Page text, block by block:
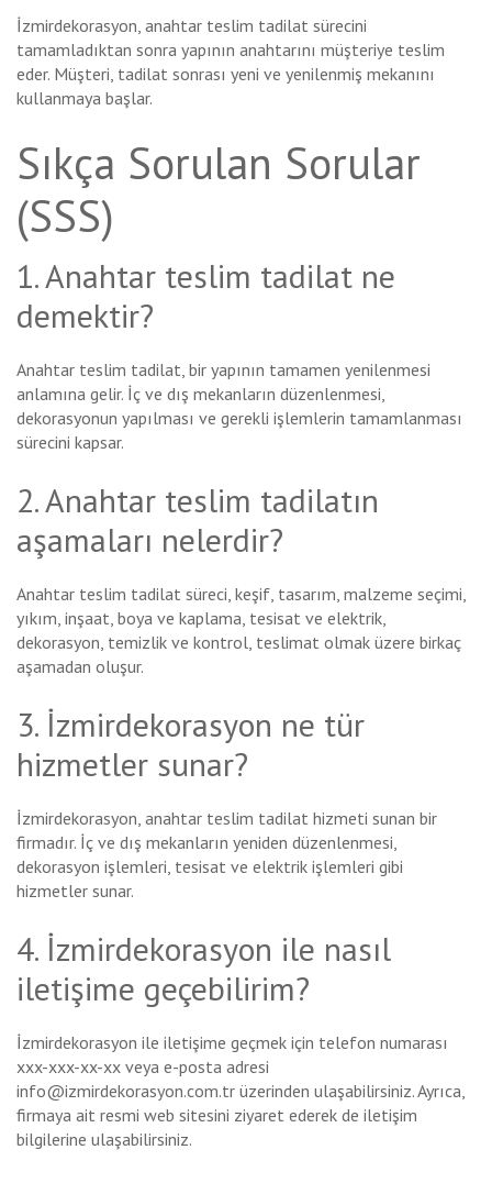
İzmirdekorasyon, anahtar teslim tadilat sürecini
tamamladıktan sonra yapının anahtarını müşteriye teslim
eder. Müşteri, tadilat sonrası yeni ve yenilenmiş mekanını
kullanmaya başlar.
Sıkça Sorulan Sorular
(SSS)
1. Anahtar teslim tadilat ne
demektir?
Anahtar teslim tadilat, bir yapının tamamen yenilenmesi
anlamına gelir. İç ve dış mekanların düzenlenmesi,
dekorasyonun yapılması ve gerekli işlemlerin tamamlanması
sürecini kapsar.
2. Anahtar teslim tadilatın
aşamaları nelerdir?
Anahtar teslim tadilat süreci, keşif, tasarım, malzeme seçimi,
yıkım, inşaat, boya ve kaplama, tesisat ve elektrik,
dekorasyon, temizlik ve kontrol, teslimat olmak üzere birkaç
aşamadan oluşur.
3. İzmirdekorasyon ne tür
hizmetler sunar?
İzmirdekorasyon, anahtar teslim tadilat hizmeti sunan bir
firmadır. İç ve dış mekanların yeniden düzenlenmesi,
dekorasyon işlemleri, tesisat ve elektrik işlemleri gibi
hizmetler sunar.
4. İzmirdekorasyon ile nasıl
iletişime geçebilirim?
İzmirdekorasyon ile iletişime geçmek için telefon numarası
xxx-xxx-xx-xx veya e-posta adresi
info@izmirdekorasyon.com.tr üzerinden ulaşabilirsiniz. Ayrıca,
firmaya ait resmi web sitesini ziyaret ederek de iletişim
bilgilerine ulaşabilirsiniz.